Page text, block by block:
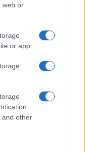
web or
or app.
and other
y aromas